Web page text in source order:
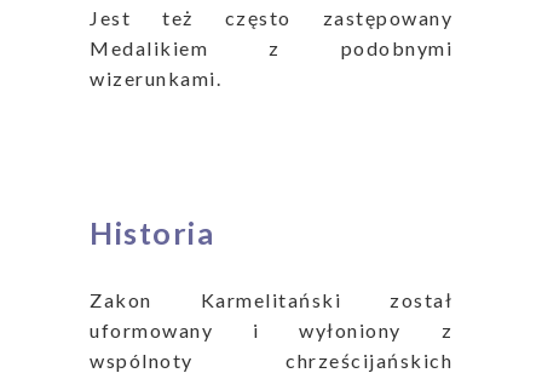
Jest też często zastępowany
Medalikiem z podobnymi
wizerunkami.
Historia
Zakon Karmelitański został
uformowany i wyłoniony z
wspólnoty chrześcijańskich